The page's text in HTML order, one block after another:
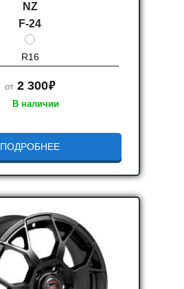
NZ
F-24
R16
от 2 300руб.
В наличии
ПОДРОБНЕЕ